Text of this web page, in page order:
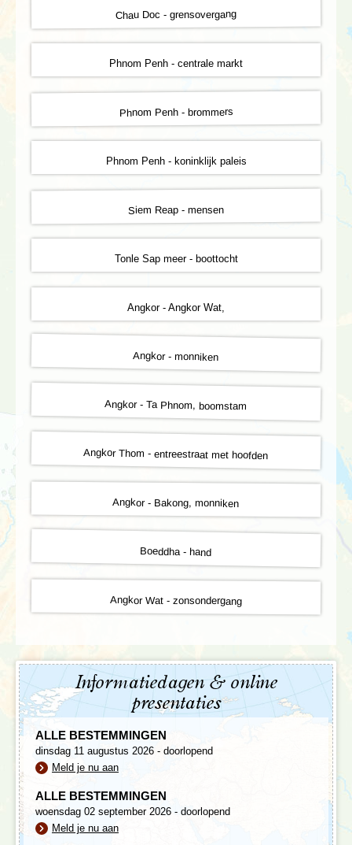
Chau Doc - grensovergang
Phnom Penh - centrale markt
Phnom Penh - brommers
Phnom Penh - koninklijk paleis
Siem Reap - mensen
Tonle Sap meer - boottocht
Angkor - Angkor Wat,
Angkor - monniken
Angkor - Ta Phnom, boomstam
Angkor Thom - entreestraat met hoofden
Angkor - Bakong, monniken
Boeddha - hand
Angkor Wat - zonsondergang
Informatiedagen & online
presentaties
ALLE BESTEMMINGEN
dinsdag 11 augustus 2026 - doorlopend
Meld je nu aan
ALLE BESTEMMINGEN
woensdag 02 september 2026 - doorlopend
Meld je nu aan